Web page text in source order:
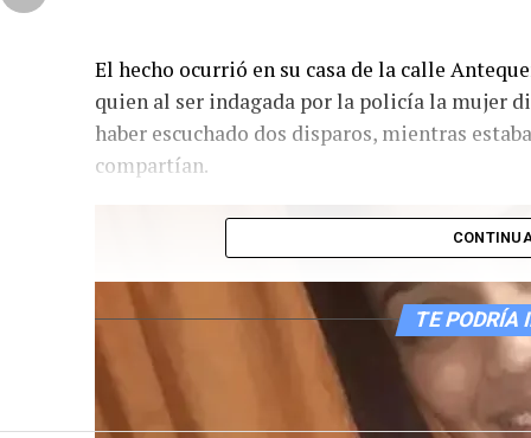
El hecho ocurrió en su casa de la calle
quien al ser indagada por la policía la mujer
haber escuchado dos disparos, mientras
compartían.
TE PODRÍA